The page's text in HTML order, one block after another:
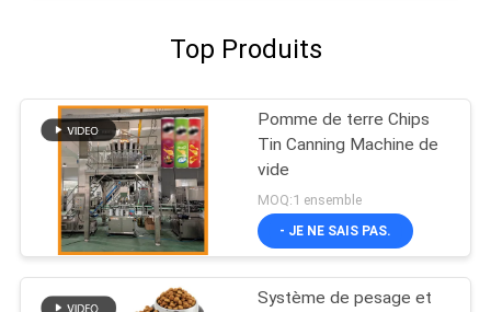
Top Produits
Pomme de terre Chips
Tin Canning Machine de
vide
MOQ:1 ensemble
- JE NE SAIS PAS.
Système de pesage et